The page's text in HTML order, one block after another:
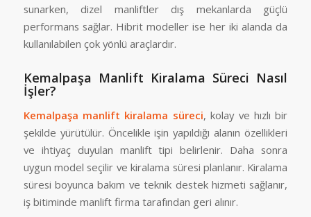
sunarken, dizel manliftler dış mekanlarda güçlü
performans sağlar. Hibrit modeller ise her iki alanda da
kullanılabilen çok yönlü araçlardır.
Kemalpaşa Manlift Kiralama Süreci Nasıl
İşler?
Kemalpaşa manlift kiralama süreci, kolay ve hızlı bir
şekilde yürütülür. Öncelikle işin yapıldığı alanın özellikleri
ve ihtiyaç duyulan manlift tipi belirlenir. Daha sonra
uygun model seçilir ve kiralama süresi planlanır. Kiralama
süresi boyunca bakım ve teknik destek hizmeti sağlanır,
iş bitiminde manlift firma tarafından geri alınır.